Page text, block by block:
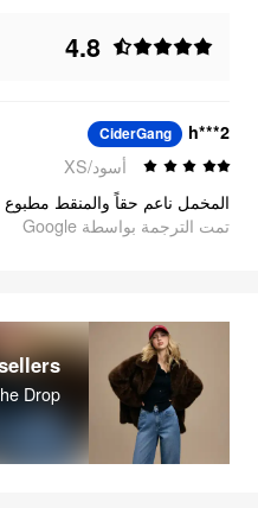
4.8
h***2
CiderGang
أسود/XS
المخمل ناعم حقاً والمنقط
تمت الترجمة بواسطة Google
Drop